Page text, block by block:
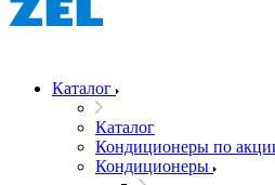
Каталог
Каталог
Кондиционеры по
Кондиционеры